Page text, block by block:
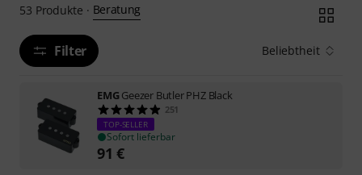
53 Produkte · Beratung
Filter Beliebtheit
EMGGeezer Butler PHZ Black
251
TOP-SELLER
Sofort lieferbar
91 €